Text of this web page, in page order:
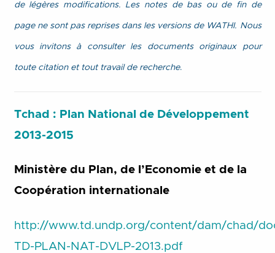
de légères modifications. Les notes de bas ou de fin de
page ne sont pas reprises dans les versions de WATHI. Nous
vous invitons à consulter les documents originaux pour
toute citation et tout travail de recherche.
Tchad : Plan National de Développement
2013-2015
Ministère du Plan, de l’Economie et de la
Coopération internationale
http://www.td.undp.org/content/dam/chad/
TD-PLAN-NAT-DVLP-2013.pdf